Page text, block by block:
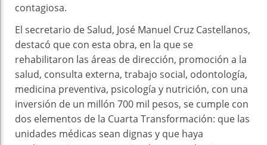
contagiosa.
El secretario de Salud, José Manuel Cruz Castellanos,
destacó que con esta obra, en la que se
rehabilitaron las áreas de dirección, promoción a la
salud, consulta externa, trabajo social, odontología,
medicina preventiva, psicología y nutrición, con una
inversión de un millón 700 mil pesos, se cumple con
dos elementos de la Cuarta Transformación: que las
unidades médicas sean dignas y que haya